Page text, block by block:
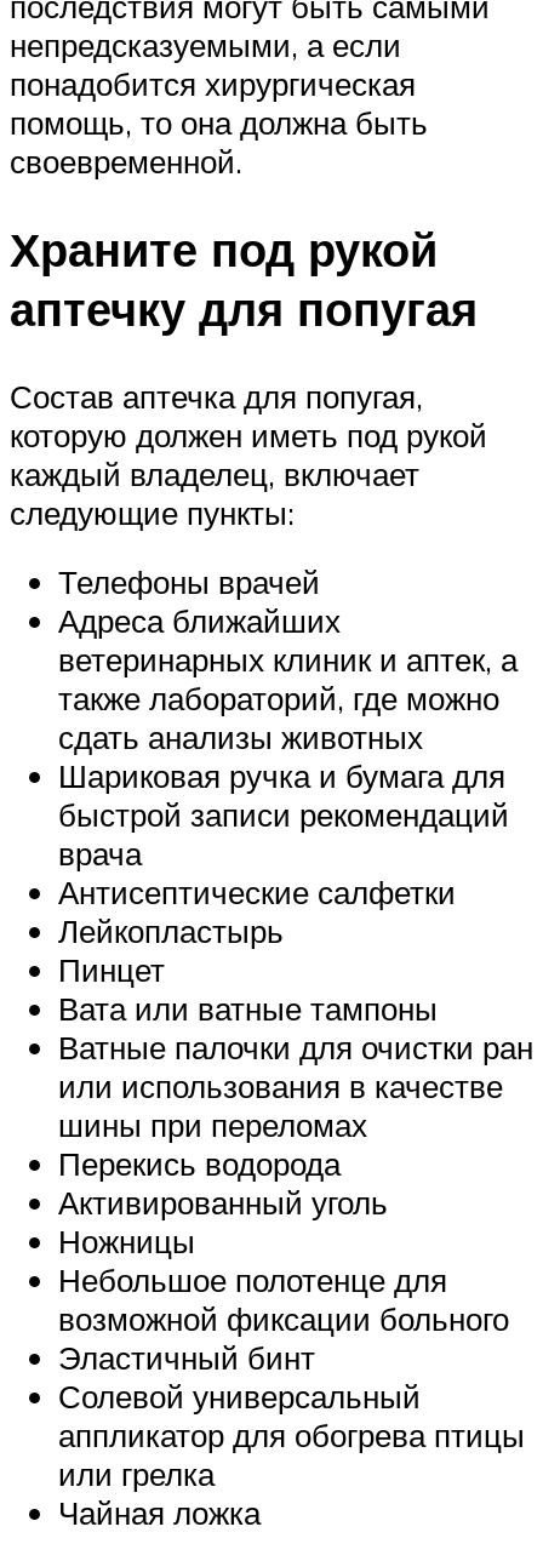
непредсказуемыми, а если
понадобится хирургическая
помощь, то она должна быть
своевременной.
Храните под рукой
аптечку для попугая
Состав аптечка для попугая,
которую должен иметь под рукой
каждый владелец, включает
следующие пункты:
Телефоны врачей
Адреса ближайших
ветеринарных клиник и аптек, а
также лабораторий, где можно
сдать анализы животных
Шариковая ручка и бумага для
быстрой записи рекомендаций
врача
Антисептические салфетки
Лейкопластырь
Пинцет
Вата или ватные тампоны
Ватные палочки для очистки ран
или использования в качестве
шины при переломах
Перекись водорода
Активированный уголь
Ножницы
Небольшое полотенце для
возможной фиксации больного
Эластичный бинт
Солевой универсальный
аппликатор для обогрева птицы
или грелка
Чайная ложка